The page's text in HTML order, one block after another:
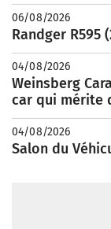
06/08/2026
Randger R595
04/08/2026
Weinsberg
car qui mérite
04/08/2026
Salon du